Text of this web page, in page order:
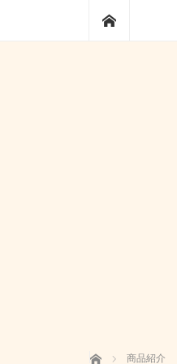
ホーム 商品紹介